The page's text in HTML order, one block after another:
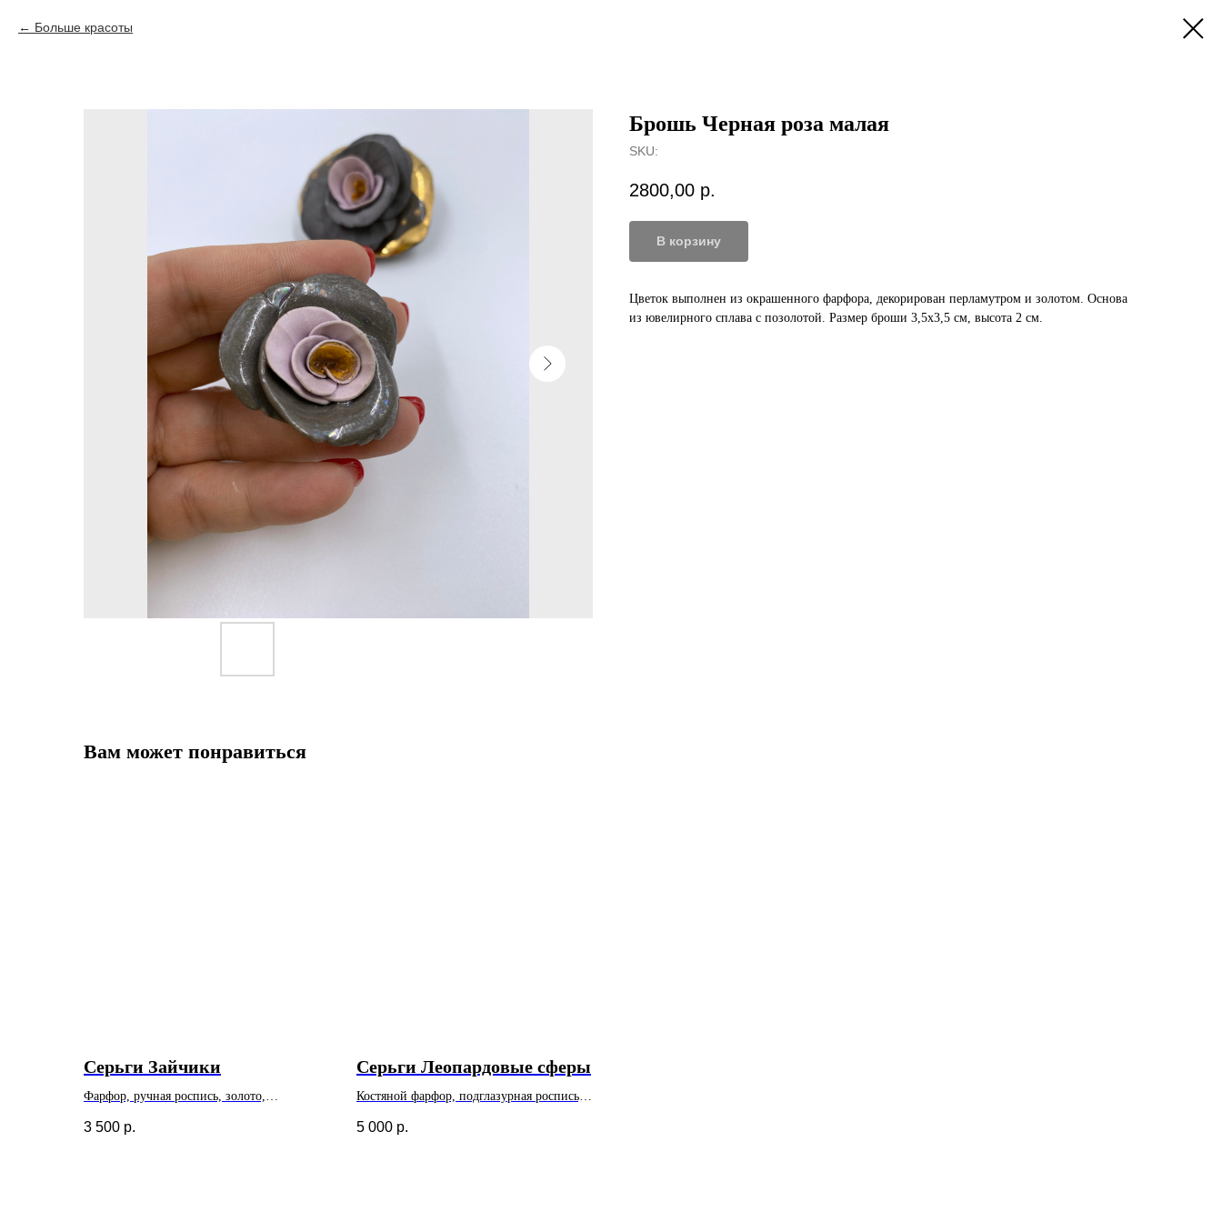
Больше красоты
Брошь Черная роза малая
SKU:
2800,00 р.
В корзину
Цветок выполнен из окрашенного фарфора, декорирован перламутром и золотом. Основа
из ювелирного сплава с позолотой. Размер броши 3,5х3,5 см, высота 2 см.
Вам может понравиться
Серьги Зайчики
Фарфор, ручная роспись, золото,
3 500 р.
Серьги Леопардовые сферы
Костяной фарфор, подглазурная роспись,
5 000 р.